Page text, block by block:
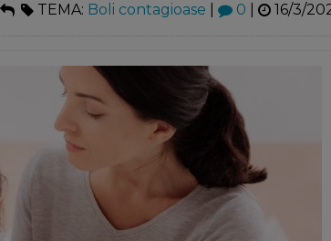
TEMA: Boli contagioase 0 16/3/